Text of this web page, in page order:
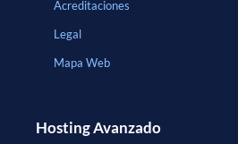
Acreditaciones
Legal
Mapa Web
Hosting Avanzado